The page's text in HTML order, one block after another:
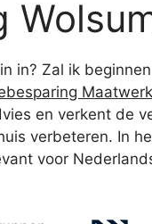
in? Zal ik
en verkent de
verbeteren. In
voor